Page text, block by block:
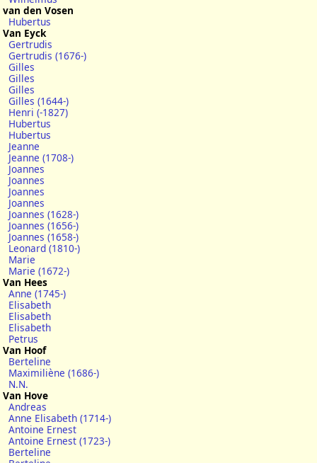
van den Vosen
Hubertus
Van Eyck
Gertrudis
Gertrudis (1676-)
Gilles
Gilles
Gilles
Gilles (1644-)
Henri (-1827)
Hubertus
Hubertus
Jeanne
Jeanne (1708-)
Joannes
Joannes
Joannes
Joannes
Joannes (1628-)
Joannes (1656-)
Joannes (1658-)
Leonard (1810-)
Marie
Marie (1672-)
Van Hees
Anne (1745-)
Elisabeth
Elisabeth
Elisabeth
Petrus
Van Hoof
Berteline
Maximiliène (1686-)
N.N.
Van Hove
Andreas
Anne Elisabeth (1714-)
Antoine Ernest
Antoine Ernest (1723-)
Berteline